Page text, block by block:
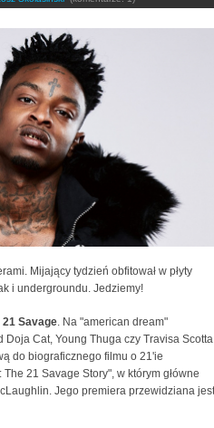
Mijający tydzień obfitował w płyty
i undergroundu. Jedziemy!
21 Savage . Na "american dream"
Cat, Young Thuga czy Travisa Scotta.
do biograficznego filmu o 21'ie
21 Savage Story", w którym główne
Jego premiera przewidziana jest